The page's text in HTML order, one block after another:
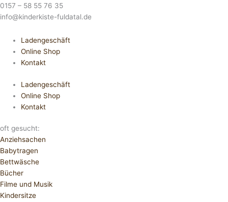
0157 – 58 55 76 35
info@kinderkiste-fuldatal.de
Ladengeschäft
Online Shop
Kontakt
Ladengeschäft
Online Shop
Kontakt
oft gesucht:
Anziehsachen
Babytragen
Bettwäsche
Bücher
Filme und Musik
Kindersitze